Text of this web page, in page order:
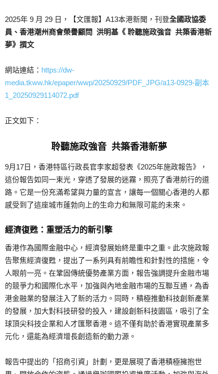
2025年 9 月 29 日，【文匯報】A13本港新聞，刊登全國政協委
員、香港潮州商會榮譽顧問 洪明基《 聆聽施政強音 共築香港新
夢》撰文
網站連結： https://dw-
media.tkww.hk/epaper/wwp/20250929/PDF_JPG/a13-0929-副本
1_20250929114072.pdf
正文如下：
聆聽施政強音 共築香港新夢
9月17日，香港特區行政長官李家超發表《2025年施政報告》，
這份報告如同一束光，穿透了發展的迷霧，照亮了香港前行的道
路。它是一份充滿希望與力量的宣言，讓每一個關心香港的人都
感受到了這座城市蓬勃向上的生命力和無限可能的未來。
經濟復甦：重塑活力的新引擎
香港作為國際金融中心，經濟發展始終是重中之重。此次施政報
告聚焦經濟復甦，提出了一系列具有前瞻性和針對性的措施，令
人眼前一亮。在鞏固傳統優勢產業方面，報告強調提升金融市場
的競爭力和國際化水平，加強與內地金融市場的互聯互通，為香
港金融業的發展注入了新的活力。同時，積極推動科技創新產業
的發展，加大對科技研發的投入，建設創新科技園區，吸引了全
球頂尖科技企業和人才匯聚香港。這不僅有助於香港實現產業多
元化，還能為經濟增長創造新的動力源。
報告中提出的「招商引資」計劃，更是展現了香港積極擁抱世